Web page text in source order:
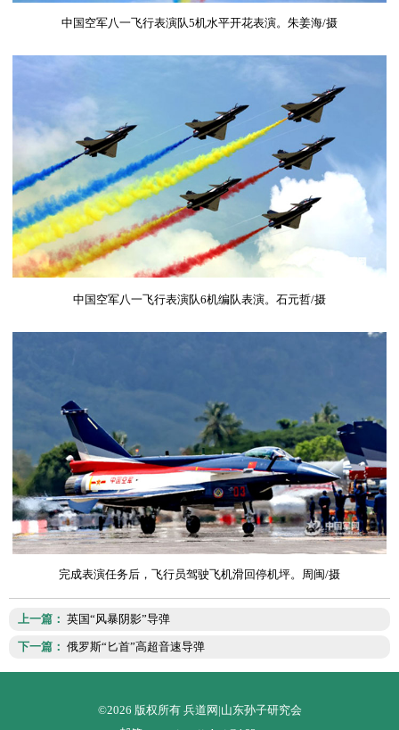
中国空军八一飞行表演队5机水平开花表演。朱姜海/摄
中国空军八一飞行表演队6机编队表演。石元哲/摄
完成表演任务后，飞行员驾驶飞机滑回停机坪。周闽/摄
上一篇： 英国“风暴阴影”导弹
下一篇： 俄罗斯“匕首”高超音速导弹
©2026 版权所有 兵道网|山东孙子研究会